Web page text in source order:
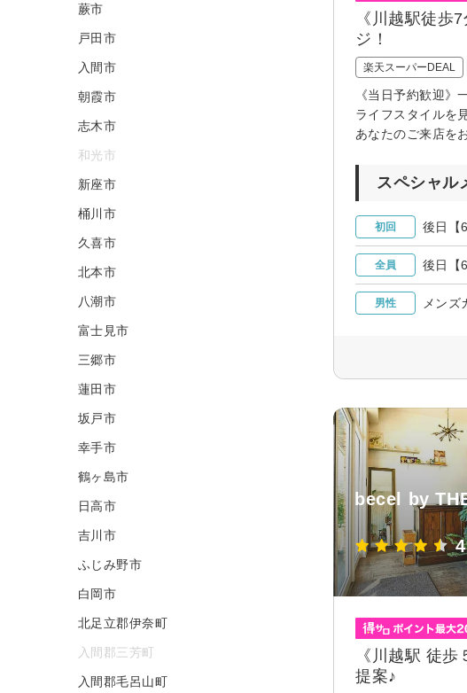
《川越駅徒歩
ジ！
楽天スーパーDEAL
《当日予約歓迎
ライフスタイルを
あなたのご来店を
スペシャル
初回
全員
男性 メンズ
becel by
《川越駅 徒
提案♪
蕨市
戸田市
入間市
朝霞市
志木市
和光市
新座市
桶川市
久喜市
北本市
八潮市
富士見市
三郷市
蓮田市
坂戸市
幸手市
鶴ヶ島市
日高市
吉川市
ふじみ野市
白岡市
北足立郡伊奈町
入間郡三芳町
入間郡毛呂山町